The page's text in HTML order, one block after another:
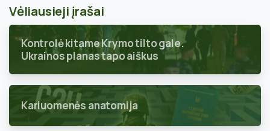
Vėliausieji įrašai
Kontrolė kitame Krymo tilto gale.
Ukrainos planas tapo aiškus
Kariuomenės anatomija